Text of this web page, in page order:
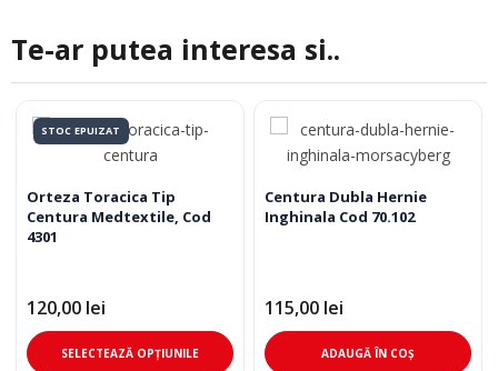
Te-ar putea interesa si..
STOC EPUIZAT
Orteza Toracica Tip
Centura Medtextile, Cod
4301
120,00 lei
SELECTEAZĂ OPȚIUNILE
Acest
Centura Dubla Hernie
Inghinala Cod 70.102
115,00 lei
ADAUGĂ ÎN COȘ